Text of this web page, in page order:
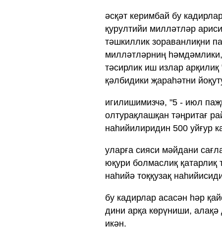
әсқәт керимбай бу
қурултийи милләтләр
тәшкиллик зораванлиқни
милләтләрниң
тәсирлик иш излар
қәлбидики җараһәтни
игилишимизчә, "5 - июл
олтурақлашқан тәңритағ
наһийилиридин 500 уйғур
уларға сияси мәйдани
юқури болмаслиқ
наһийә тоққузақ
бу кадирлар асасән һәр
дини арқа көрүниши, алақә
икән.